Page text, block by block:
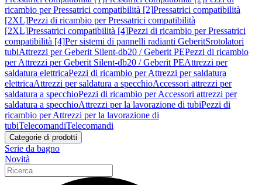
ricambio per Pressatrici compatibilità [2]Pressatrici compatibilità
[2XL]Pezzi di ricambio per Pressatrici compatibilità
[2XL]Pressatrici compatibilità [4]Pezzi di ricambio per Pressatrici
compatibilità [4]Per sistemi di pannelli radianti GeberitSrotolatori
tubiAttrezzi per Geberit Silent-db20 / Geberit PEPezzi di ricambio
per Attrezzi per Geberit Silent-db20 / Geberit PEAttrezzi per
saldatura elettricaPezzi di ricambio per Attrezzi per saldatura
elettricaAttrezzi per saldatura a specchioAccessori attrezzi per
saldatura a specchioPezzi di ricambio per Accessori attrezzi per
saldatura a specchioAttrezzi per la lavorazione di tubiPezzi di
ricambio per Attrezzi per la lavorazione di
tubiTelecomandiTelecomandi
Categorie di prodotti
Serie da bagno
Novità